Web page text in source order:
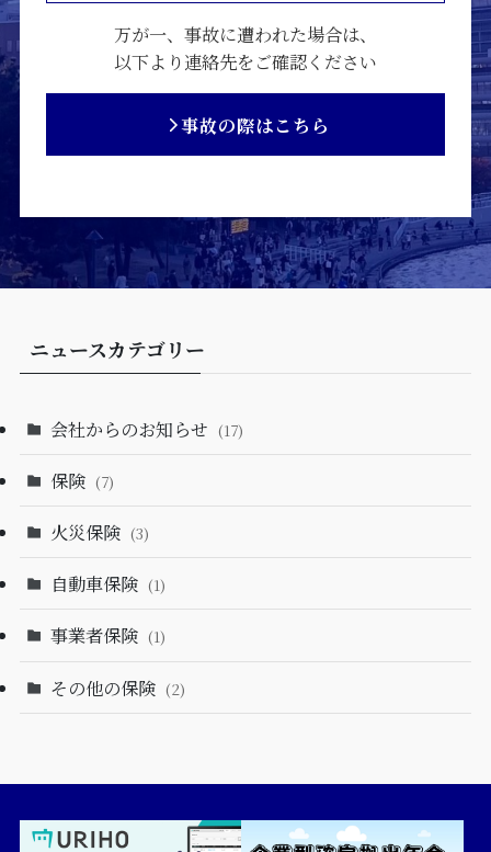
万が一、事故に遭われた場合は、
以下より連絡先をご確認ください
事故の際はこちら
ニュースカテゴリー
会社からのお知らせ (17)
保険 (7)
火災保険 (3)
自動車保険 (1)
事業者保険 (1)
その他の保険 (2)